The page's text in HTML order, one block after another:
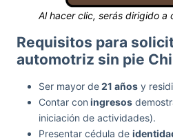
Al hacer clic, serás dirigido a
Requisitos para
automotriz sin pie
Ser mayor de21 años y
Contar con ingresos
iniciación de actividades).
Presentar cédula de